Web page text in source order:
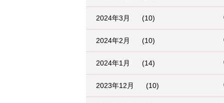
2024年3月 (10)
2024年2月 (10)
2024年1月 (14)
2023年12月 (10)